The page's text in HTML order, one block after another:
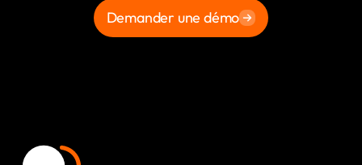
Demander une démo